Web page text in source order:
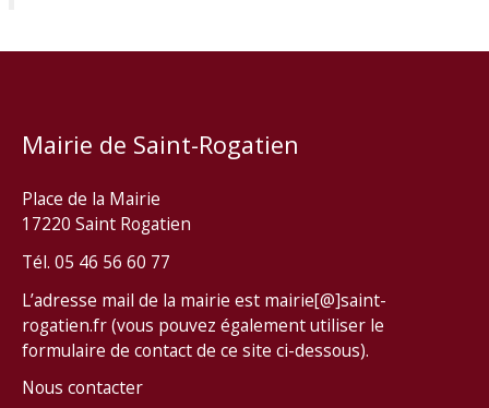
Mairie de Saint-Rogatien
Place de la Mairie
17220 Saint Rogatien
Tél. 05 46 56 60 77
L’adresse mail de la mairie est mairie[@]saint-
rogatien.fr (vous pouvez également utiliser le
formulaire de contact de ce site ci-dessous).
Nous contacter